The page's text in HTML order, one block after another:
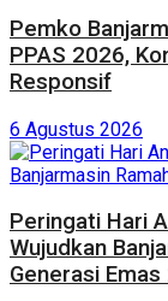
Pemko
PPAS 2026,
Responsif
6 Agustus 2026
Peringati Hari
Wujudkan
Generasi